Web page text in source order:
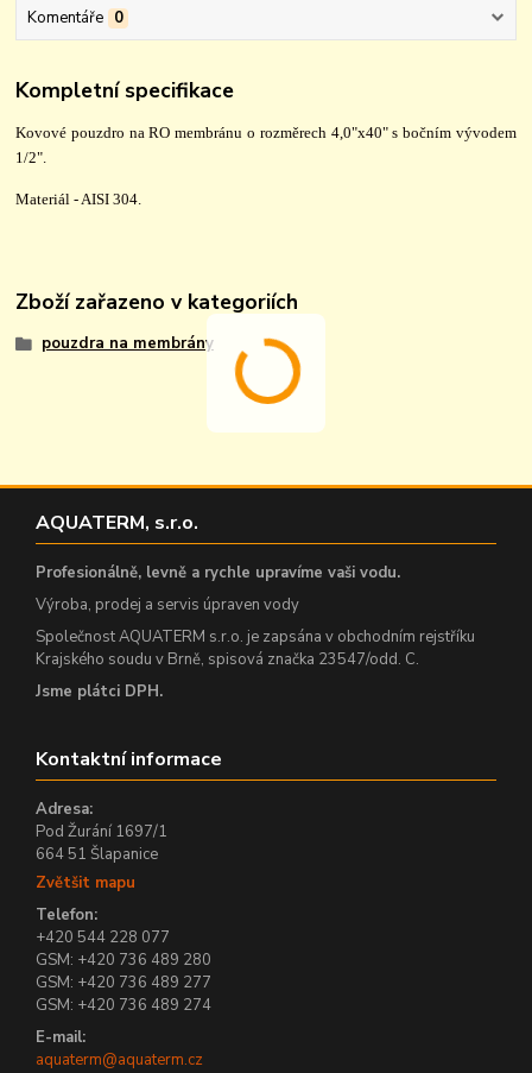
Komentáře 0
Kompletní specifikace
Kovové pouzdro na RO membránu o rozměrech 4,0"x40" s bočním vývodem
1/2".
Materiál - AISI 304.
Zboží zařazeno v kategoriích
pouzdra na membrány
AQUATERM, s.r.o.
Profesionálně, levně a rychle upravíme vaši vodu.
Výroba, prodej a servis úpraven vody
Společnost AQUATERM s.r.o. je zapsána v obchodním rejstříku
Krajského soudu v Brně, spisová značka 23547/odd. C.
Jsme plátci DPH.
Kontaktní informace
Adresa:
Pod Žurání 1697/1
664 51 Šlapanice
Zvětšit mapu
Telefon:
+420 544 228 077
GSM: +420 736 489 280
GSM: +420 736 489 277
GSM: +420 736 489 274
E-mail:
aquaterm@aquaterm.cz